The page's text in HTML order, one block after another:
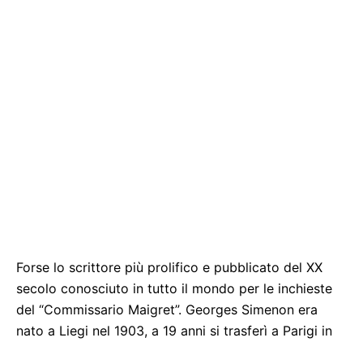
Forse lo scrittore più prolifico e pubblicato del XX
secolo conosciuto in tutto il mondo per le inchieste
del “Commissario Maigret”. Georges Simenon era
nato a Liegi nel 1903, a 19 anni si trasferì a Parigi in